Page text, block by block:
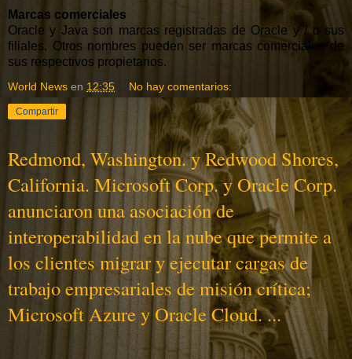
Marcas comerciales
Oracle y Java son marcas registradas de Oracle y / o sus
filiales. Otros nombres pueden ser marcas comerciales de
sus respectivos propietarios.
World News en 12:35 No hay comentarios:
Compartir
Redmond, Washington. y Redwood Shores,
California. Microsoft Corp. y Oracle Corp.
anunciaron una asociación de
interoperabilidad en la nube que permite a
los clientes migrar y ejecutar cargas de
trabajo empresariales de misión crítica;
Microsoft Azure y Oracle Cloud. ...